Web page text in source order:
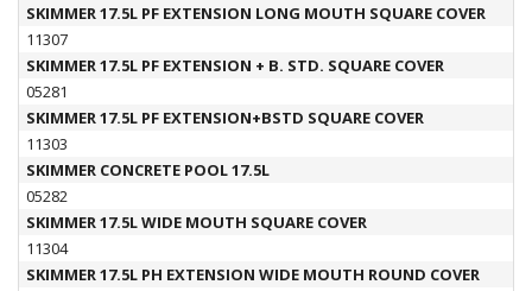
SKIMMER 17.5L PF EXTENSION LONG MOUTH SQUARE COVER
11307
SKIMMER 17.5L PF EXTENSION + B. STD. SQUARE COVER
05281
SKIMMER 17.5L PF EXTENSION+BSTD SQUARE COVER
11303
SKIMMER CONCRETE POOL 17.5L
05282
SKIMMER 17.5L WIDE MOUTH SQUARE COVER
11304
SKIMMER 17.5L PH EXTENSION WIDE MOUTH ROUND COVER